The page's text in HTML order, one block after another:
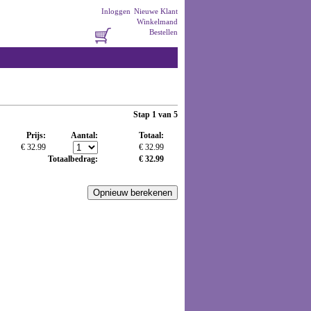
Nieuwe Klant
Inloggen
Winkelmand
Bestellen
Stap 1 van 5
Prijs: Aantal:
Totaal:
€ 32.99
€ 32.99
Totaalbedrag:
€ 32.99